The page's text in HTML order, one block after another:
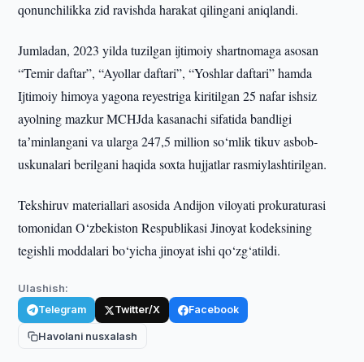
qonunchilikka zid ravishda harakat qilingani aniqlandi.
Jumladan, 2023 yilda tuzilgan ijtimoiy shartnomaga asosan
“Temir daftar”, “Ayollar daftari”, “Yoshlar daftari” hamda
Ijtimoiy himoya yagona reyestriga kiritilgan 25 nafar ishsiz
ayolning mazkur MCHJda kasanachi sifatida bandligi
taʼminlangani va ularga 247,5 million so‘mlik tikuv asbob-
uskunalari berilgani haqida soxta hujjatlar rasmiylashtirilgan.
Tekshiruv materiallari asosida Andijon viloyati prokuraturasi
tomonidan O‘zbekiston Respublikasi Jinoyat kodeksining
tegishli moddalari bo‘yicha jinoyat ishi qo‘zg‘atildi.
Ulashish:
Telegram Twitter/X Facebook
Havolani nusxalash